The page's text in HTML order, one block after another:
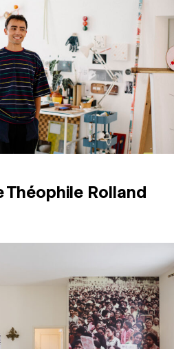
ARTISTIQUE ↓
Théophile Rolland